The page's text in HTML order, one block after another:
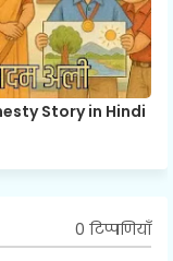
Story in Hindi
0 टिप्पणियाँ